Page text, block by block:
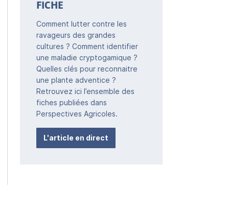
FICHE
Comment lutter contre les
ravageurs des grandes
cultures ? Comment identifier
une maladie cryptogamique ?
Quelles clés pour reconnaitre
une plante adventice ?
Retrouvez ici l’ensemble des
fiches publiées dans
Perspectives Agricoles.
L'article en direct